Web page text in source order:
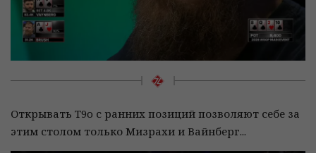
Открывать T9o с ранних позиций позволяют себе за
этим столом только Мизрахи и Вайнберг...